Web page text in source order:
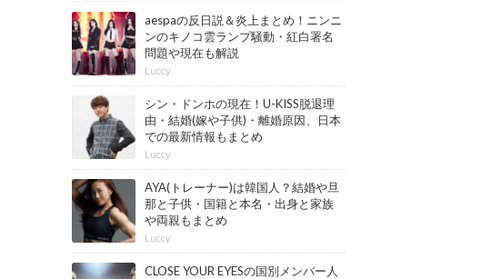
aespaの反日説＆炎上まとめ！ニンニ
ンのキノコ雲ランプ騒動・紅白署名
問題や現在も解説
Luccy
シン・ドンホの現在！U-KISS脱退理
由・結婚(嫁や子供)・離婚原因、日本
での最新情報もまとめ
Luccy
AYA(トレーナー)は韓国人？結婚や旦
那と子供・国籍と本名・出身と家族
や両親もまとめ
Luccy
CLOSE YOUR EYESの国別メンバー人